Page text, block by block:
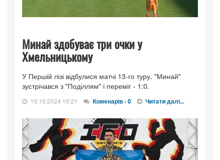
Минай здобуває три очки у
Хмельницькому
У Першій лізі відбулися матчі 13-го туру. "Минай"
зустрічався з "Поділлям" і переміг - 1:0.
19.10.2024 16:21 Коменарів - 0 Читати далі...